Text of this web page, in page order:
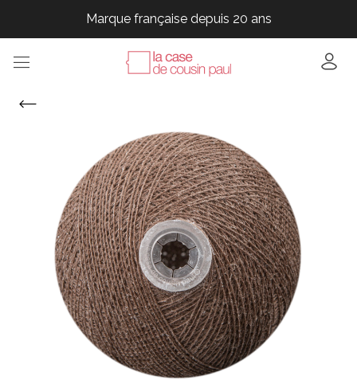
Marque française depuis 20 ans
Marque française depuis 20 ans
Marque française depuis 20 ans